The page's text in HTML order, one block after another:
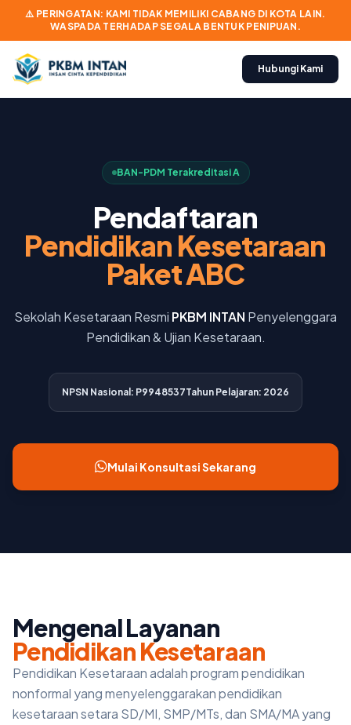
⚠️ PERINGATAN: KAMI TIDAK MEMILIKI CABANG DI KOTA LAIN.
WASPADA TERHADAP SEGALA BENTUK PENIPUAN.
Hubungi Kami
BAN-PDM Terakreditasi A
Pendaftaran
Pendidikan Kesetaraan
Paket ABC
Sekolah Kesetaraan Resmi PKBM INTAN Penyelenggara
Pendidikan & Ujian Kesetaraan.
NPSN Nasional: P9948537Tahun Pelajaran: 2026
Mulai Konsultasi Sekarang
Mengenal Layanan
Pendidikan Kesetaraan
Pendidikan Kesetaraan adalah program pendidikan
nonformal yang menyelenggarakan pendidikan
kesetaraan setara SD/MI, SMP/MTs, dan SMA/MA yang